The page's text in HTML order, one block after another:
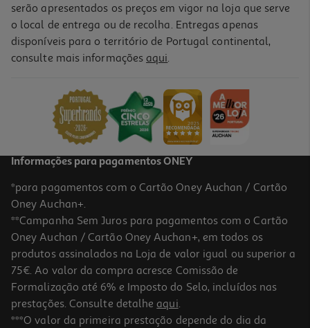
4.9
Tv Nano 65'' 4k Uhd Ai Lg 65nu800b6la.aeuq
549,99 €
4.7 (881)
Tv Qled Samsung Tq65q7faauxxc (65" 4k Smart Tv Ai 163cm)
serão apresentados os preços em vigor na loja que serve
o local de entrega ou de recolha. Entregas apenas
disponíveis para o território de Portugal continental,
consulte mais informações aqui.
Informações para pagamentos ONEY
*para pagamentos com o Cartão Oney Auchan / Cartão
Oney Auchan+.
**Campanha Sem Juros para pagamentos com o Cartão
Oney Auchan / Cartão Oney Auchan+, em todos os
produtos assinalados na Loja de valor igual ou superior a
75€. Ao valor da compra acresce Comissão de
Formalização até 6% e Imposto do Selo, incluídos nas
prestações. Consulte detalhe aqui.
***O valor da primeira prestação depende do dia da